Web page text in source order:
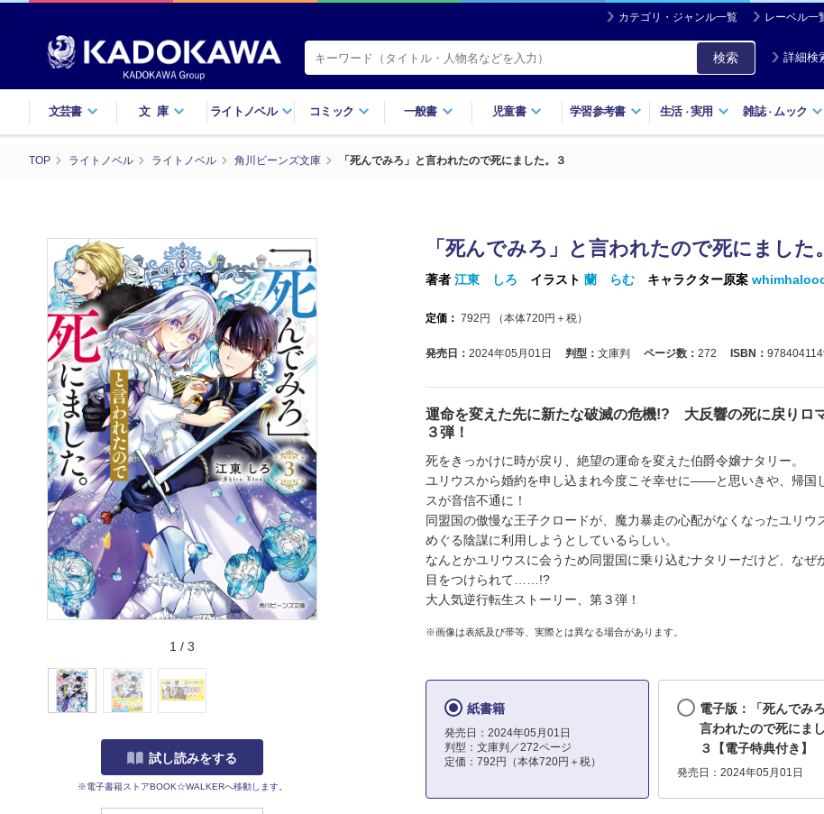
カテゴリ・ジャンル一覧 レーベル一
検索 詳細検
文芸書 文庫 ライトノベル コミック 一般書 児童書 学習参考書 生活・実用 雑誌・ ムック
TOP ライトノベル ライトノベル 角川ビーンズ文庫 「死んでみろ」と言われたので死にました。３
1 / 3
試し読みをする
※電子書籍ストアBOOK☆WALKERへ移動します。
「死んでみろ」と言われたので死にました
著者 江東 しろ イラスト 蘭 らむ キャラクター原案
定価： 792 円 （本体720円＋税）
発売日： 2024年05月01日 判型： 文庫判 ページ数： 272 ISBN：
運命を変えた先に新たな破滅の危機!? 大反響の死に戻りロ
３弾！
死をきっかけに時が戻り、絶望の運命を変えた伯爵令嬢ナタリー。
ユリウスから婚約を申し込まれ今度こそ幸せに――と思いきや、帰国
スが音信不通に！
同盟国の傲慢な王子クロードが、魔力暴走の心配がなくなったユリウ
めぐる陰謀に利用しようとしているらしい。
なんとかユリウスに会うため同盟国に乗り込むナタリーだけど、なぜ
目をつけられて……!?
大人気逆行転生ストーリー、第３弾！
※画像は表紙及び帯等、実際とは異なる場合があります。
紙書籍
発売日：2024年05月01日
判型：文庫判／272ページ
定価：792円（本体720円＋税）
電子版：「死んでみ
言われたので死にまし
３【電子特典付き】
発売日：2024年05月01日